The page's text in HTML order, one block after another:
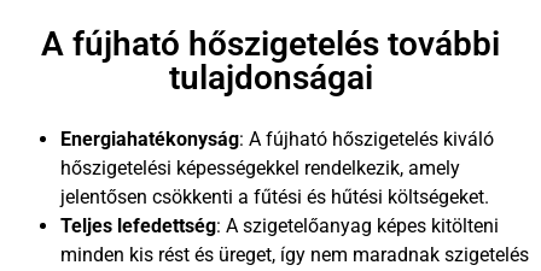
A fújható hőszigetelés további
tulajdonságai
Energiahatékonyság: A fújható hőszigetelés kiváló
hőszigetelési képességekkel rendelkezik, amely
jelentősen csökkenti a fűtési és hűtési költségeket.
Teljes lefedettség: A szigetelőanyag képes kitölteni
minden kis rést és üreget, így nem maradnak szigetelés